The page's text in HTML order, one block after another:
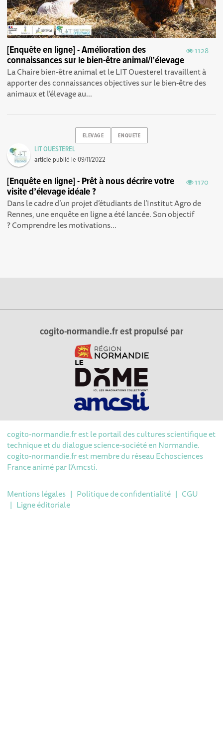
1128
[Enquête en ligne] - Amélioration des
connaissances sur le bien-être animal/l’élevage
La Chaire bien-être animal et le LIT Ouesterel travaillent à
apporter des connaissances objectives sur le bien-être des
animaux et l’élevage au...
ELEVAGE ENQUETE
LIT OUESTEREL
article publié le09/11/2022
1170
[Enquête en ligne] - Prêt à nous décrire votre
visite d’élevage idéale ?
Dans le cadre d’un projet d’étudiants de l’Institut Agro de
Rennes, une enquête en ligne a été lancée. Son objectif
? Comprendre les motivations...
cogito-normandie.fr est propulsé par
cogito-normandie.fr est le portail des cultures scientifique et
technique et du dialogue science-société en Normandie.
cogito-normandie.fr est membre du réseau Echosciences
France animé par l'Amcsti.
Mentions légales | Politique de confidentialité | CGU
| Ligne éditoriale